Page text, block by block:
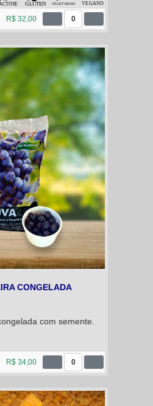
R$ 32,00 0
CONGELADA
com semente.
R$ 34,00 0